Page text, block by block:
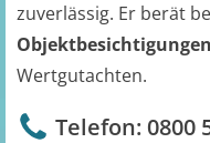
zuverlässig. Er berät
Objektbesichtigungen
Wertgutachten.
Telefon: 0800